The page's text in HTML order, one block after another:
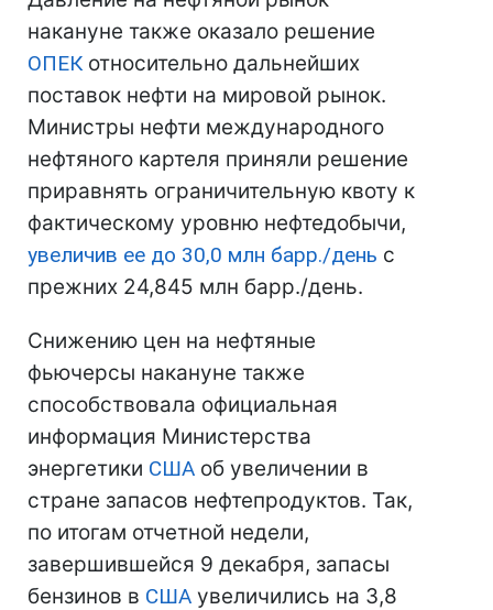
накануне также оказало решение
ОПЕКотносительно дальнейших
поставок нефти на мировой рынок.
Министры нефти международного
нефтяного картеля приняли решение
приравнять ограничительную квоту к
фактическому уровню нефтедобычи,
увеличив ее до 30,0 млн барр./день с
прежних 24,845 млн барр./день.
Снижению цен на нефтяные
фьючерсы накануне также
способствовала официальная
информация Министерства
энергетики США об увеличении в
стране запасов нефтепродуктов. Так,
по итогам отчетной недели,
завершившейся 9 декабря, запасы
бензинов в США увеличились на 3,8